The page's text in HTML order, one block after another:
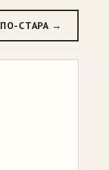
ПО-СТАРА →